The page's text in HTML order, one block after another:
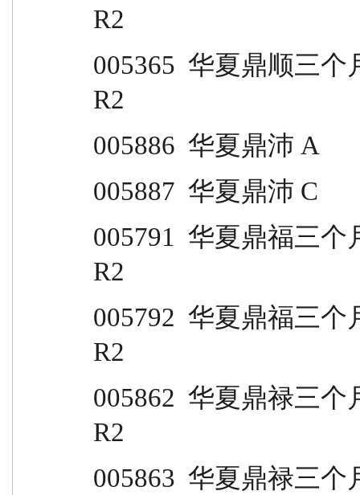
R2
005365  华夏鼎顺三个
R2
005886  华夏鼎沛 A
005887  华夏鼎沛 C
005791  华夏鼎福三个
R2
005792  华夏鼎福三个
R2
005862  华夏鼎禄三个
R2
005863  华夏鼎禄三个